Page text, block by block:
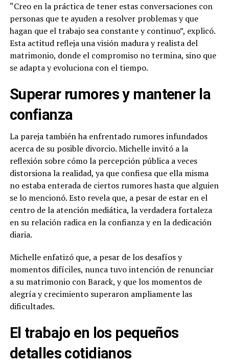
“Creo en la práctica de tener estas conversaciones con
personas que te ayuden a resolver problemas y que
hagan que el trabajo sea constante y continuo”, explicó.
Esta actitud refleja una visión madura y realista del
matrimonio, donde el compromiso no termina, sino que
se adapta y evoluciona con el tiempo.
Superar rumores y mantener la
confianza
La pareja también ha enfrentado rumores infundados
acerca de su posible divorcio. Michelle invitó a la
reflexión sobre cómo la percepción pública a veces
distorsiona la realidad, ya que confiesa que ella misma
no estaba enterada de ciertos rumores hasta que alguien
se lo mencionó. Esto revela que, a pesar de estar en el
centro de la atención mediática, la verdadera fortaleza
en su relación radica en la confianza y en la dedicación
diaria.
Michelle enfatizó que, a pesar de los desafíos y
momentos difíciles, nunca tuvo intención de renunciar
a su matrimonio con Barack, y que los momentos de
alegría y crecimiento superaron ampliamente las
dificultades.
El trabajo en los pequeños
detalles cotidianos